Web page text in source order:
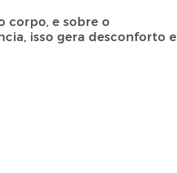
corpo, e sobre o
isso gera desconforto e